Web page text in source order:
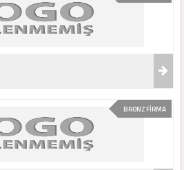
BRONZ FİRMA